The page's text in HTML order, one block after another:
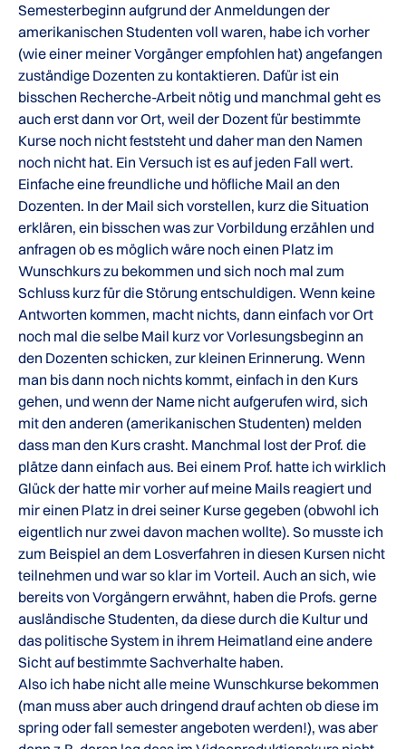
Semesterbeginn aufgrund der Anmeldungen der
amerikanischen Studenten voll waren, habe ich vorher
(wie einer meiner Vorgänger empfohlen hat) angefangen
zuständige Dozenten zu kontaktieren. Dafür ist ein
bisschen Recherche-Arbeit nötig und manchmal geht es
auch erst dann vor Ort, weil der Dozent für bestimmte
Kurse noch nicht feststeht und daher man den Namen
noch nicht hat. Ein Versuch ist es auf jeden Fall wert.
Einfache eine freundliche und höfliche Mail an den
Dozenten. In der Mail sich vorstellen, kurz die Situation
erklären, ein bisschen was zur Vorbildung erzählen und
anfragen ob es möglich wäre noch einen Platz im
Wunschkurs zu bekommen und sich noch mal zum
Schluss kurz für die Störung entschuldigen. Wenn keine
Antworten kommen, macht nichts, dann einfach vor Ort
noch mal die selbe Mail kurz vor Vorlesungsbeginn an
den Dozenten schicken, zur kleinen Erinnerung. Wenn
man bis dann noch nichts kommt, einfach in den Kurs
gehen, und wenn der Name nicht aufgerufen wird, sich
mit den anderen (amerikanischen Studenten) melden
dass man den Kurs crasht. Manchmal lost der Prof. die
plätze dann einfach aus. Bei einem Prof. hatte ich wirklich
Glück der hatte mir vorher auf meine Mails reagiert und
mir einen Platz in drei seiner Kurse gegeben (obwohl ich
eigentlich nur zwei davon machen wollte). So musste ich
zum Beispiel an dem Losverfahren in diesen Kursen nicht
teilnehmen und war so klar im Vorteil. Auch an sich, wie
bereits von Vorgängern erwähnt, haben die Profs. gerne
ausländische Studenten, da diese durch die Kultur und
das politische System in ihrem Heimatland eine andere
Sicht auf bestimmte Sachverhalte haben.
Also ich habe nicht alle meine Wunschkurse bekommen
(man muss aber auch dringend drauf achten ob diese im
spring oder fall semester angeboten werden!), was aber